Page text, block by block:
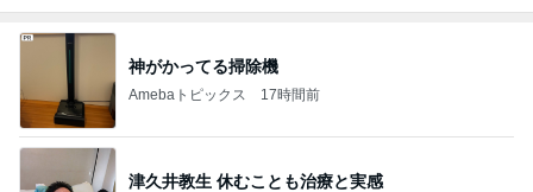
神がかってる掃除機
Amebaトピックス 17時間前
津久井教生 休むことも治療と実感